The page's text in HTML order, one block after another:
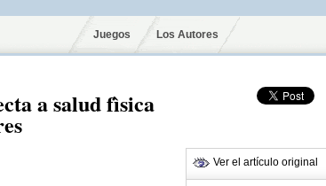
Juegos Los Autores
a salud fìsica
Ver el artículo original